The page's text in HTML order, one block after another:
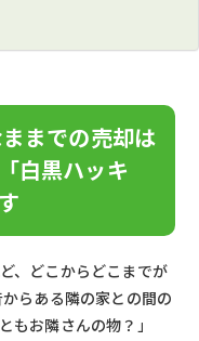
までの売却は
白黒ハッキ
、どこからどこまでが
らある隣の家との間の
もお隣さんの物？」